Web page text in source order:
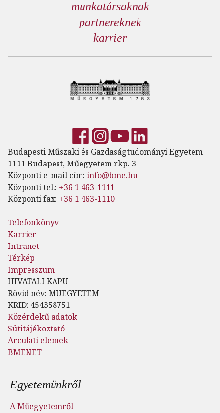
munkatársaknak
partnereknek
karrier
Budapesti Műszaki és Gazdaságtudományi Egyetem
1111 Budapest, Műegyetem rkp. 3
Központi e-mail cím: info@bme.hu
Központi tel.: +36 1 463-1111
Központi fax: +36 1 463-1110
Telefonkönyv
Karrier
Intranet
Térkép
Impresszum
HIVATALI KAPU
Rövid név: MUEGYETEM
KRID: 454358751
Közérdekű adatok
Sütitájékoztató
Arculati elemek
BMENET
Lábléc menü
Egyetemünkről
A Műegyetemről